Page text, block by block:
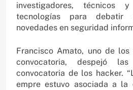
investigadores, técnicos
tecnologías para debatir
novedades en seguridad
Francisco Amato, uno de
convocatoria, despejó
convocatoria de los hacker.
empre estuvo asociada a la